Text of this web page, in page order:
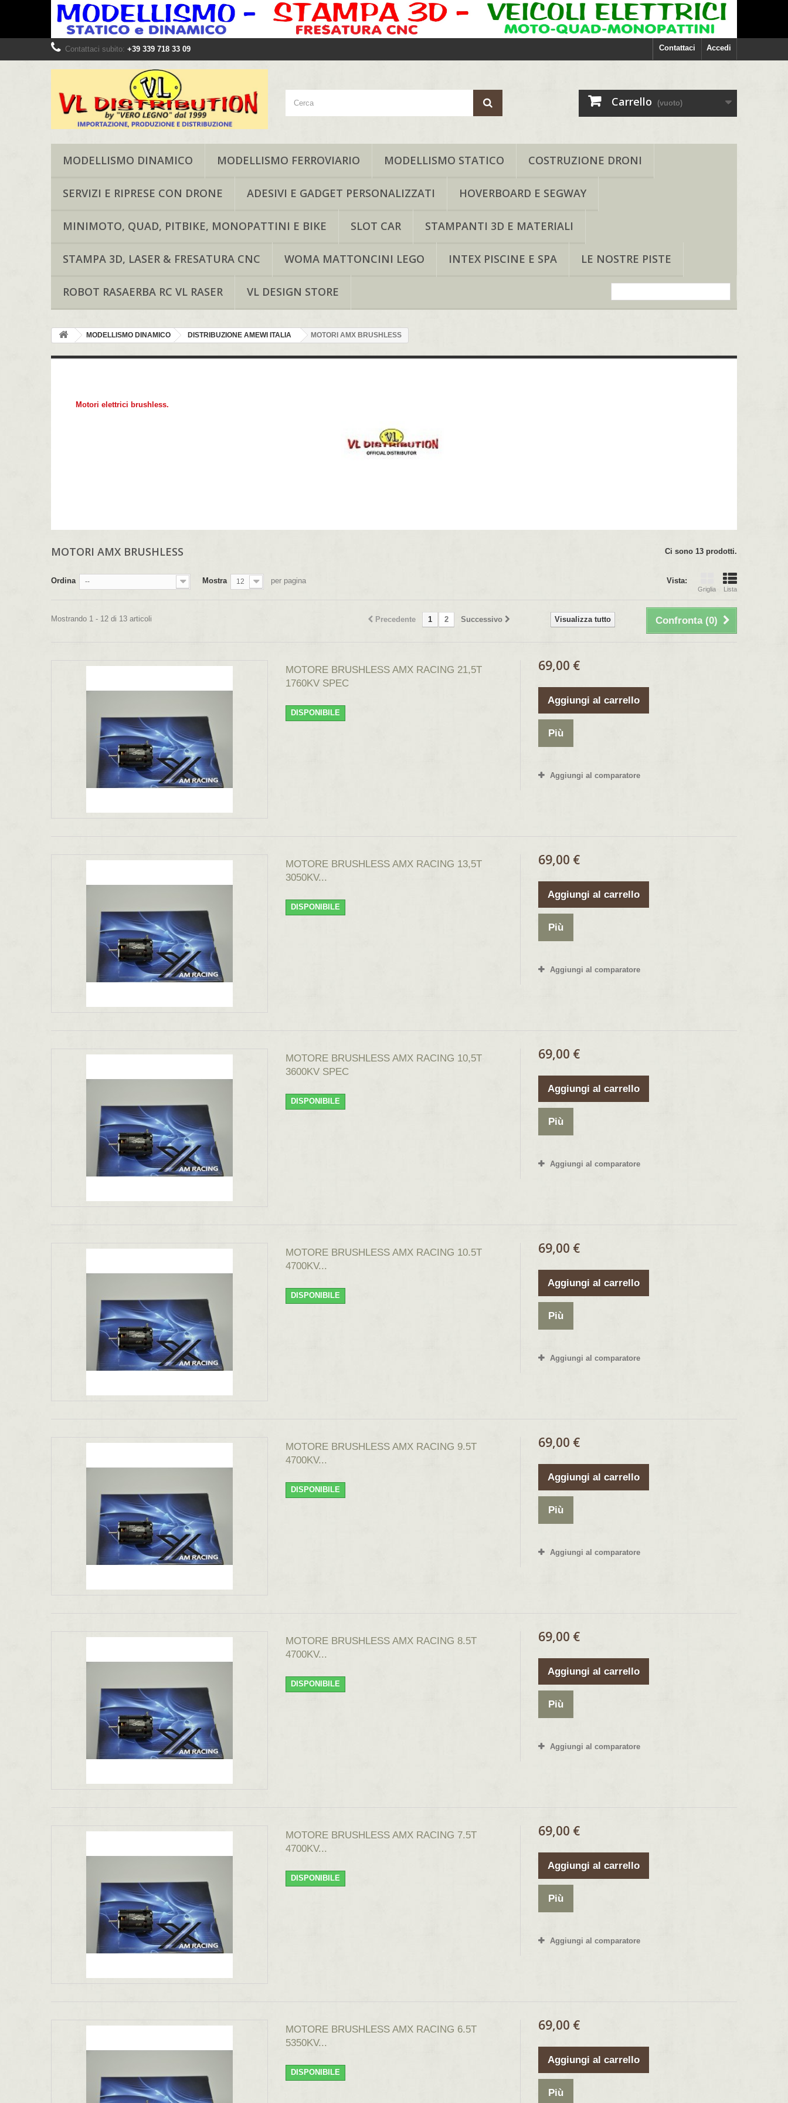
Accedi
Contattaci
Contattaci subito: +39 339 718 33 09
Carrello (vuoto)
MODELLISMO DINAMICO MODELLISMO FERROVIARIO MODELLISMO STATICO COSTRUZIONE DRONI
SERVIZI E RIPRESE CON DRONE ADESIVI E GADGET PERSONALIZZATI HOVERBOARD E SEGWAY
MINIMOTO, QUAD, PITBIKE, MONOPATTINI E BIKE SLOT CAR STAMPANTI 3D E MATERIALI
STAMPA 3D, LASER & FRESATURA CNC WOMA MATTONCINI LEGO INTEX PISCINE E SPA LE NOSTRE PISTE
ROBOT RASAERBA RC VL RASER VL DESIGN STORE
MODELLISMO DINAMICO DISTRIBUZIONE AMEWI ITALIA MOTORI AMX BRUSHLESS
Motori elettrici brushless.
MOTORI AMX BRUSHLESS Ci sono 13 prodotti.
Vista:
Griglia Lista
Ordina -- Mostra 12 per pagina
Confronta (0)
Visualizza tutto
Precedente 1 2 Successivo
Mostrando 1 - 12 di 13 articoli
MOTORE BRUSHLESS AMX RACING 21,5T
1760KV SPEC
DISPONIBILE
69,00 €
Aggiungi al carrello
Più
Aggiungi al comparatore
MOTORE BRUSHLESS AMX RACING 13,5T
3050KV...
DISPONIBILE
69,00 €
Aggiungi al carrello
Più
Aggiungi al comparatore
MOTORE BRUSHLESS AMX RACING 10,5T
3600KV SPEC
DISPONIBILE
69,00 €
Aggiungi al carrello
Più
Aggiungi al comparatore
MOTORE BRUSHLESS AMX RACING 10.5T
4700KV...
DISPONIBILE
69,00 €
Aggiungi al carrello
Più
Aggiungi al comparatore
MOTORE BRUSHLESS AMX RACING 9.5T
4700KV...
DISPONIBILE
69,00 €
Aggiungi al carrello
Più
Aggiungi al comparatore
MOTORE BRUSHLESS AMX RACING 8.5T
4700KV...
DISPONIBILE
69,00 €
Aggiungi al carrello
Più
Aggiungi al comparatore
MOTORE BRUSHLESS AMX RACING 7.5T
4700KV...
DISPONIBILE
69,00 €
Aggiungi al carrello
Più
Aggiungi al comparatore
MOTORE BRUSHLESS AMX RACING 6.5T
5350KV...
DISPONIBILE
69,00 €
Aggiungi al carrello
Più